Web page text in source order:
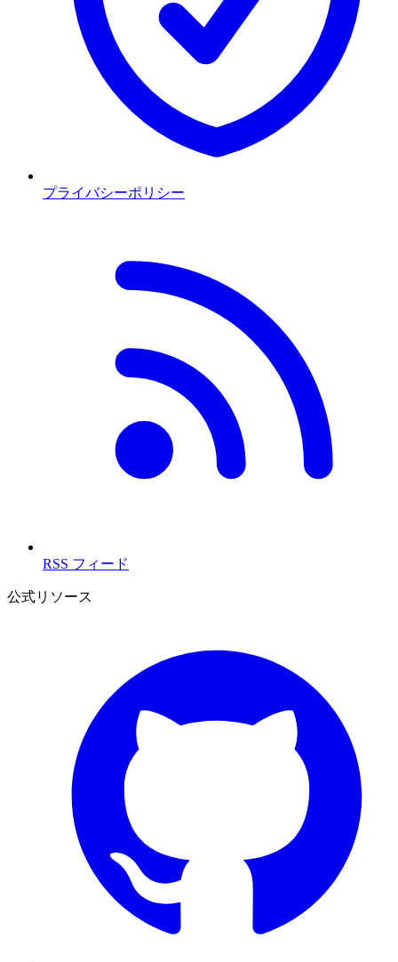
プライバシーポリシー
RSS フィード
公式リソース